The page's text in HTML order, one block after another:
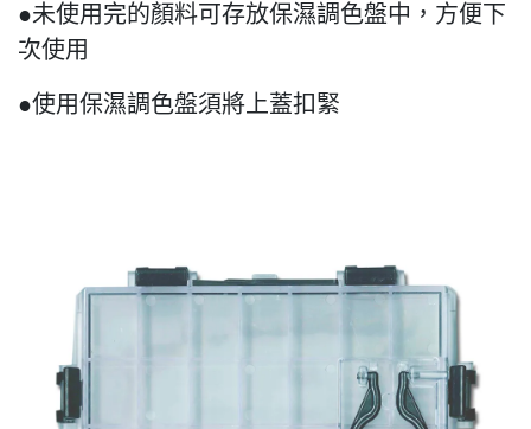
●未使用完的顏料可存放保濕調色盤中，方便下
次使用
●使用保濕調色盤須將上蓋扣緊